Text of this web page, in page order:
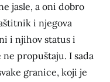
jasle, a oni dobro
i njegova
i njihov status i
propuštaju. I sada
granice, koji je